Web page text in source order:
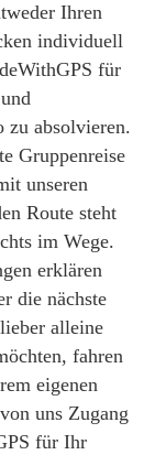
Ihren
individuell
für
zu absolvieren.
Gruppenreise
unseren
Route steht
im Wege.
erklären
die nächste
alleine
fahren
eigenen
uns Zugang
für Ihr